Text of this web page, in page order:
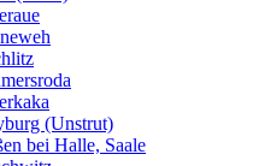
(Unstrut)
bei Halle, Saale